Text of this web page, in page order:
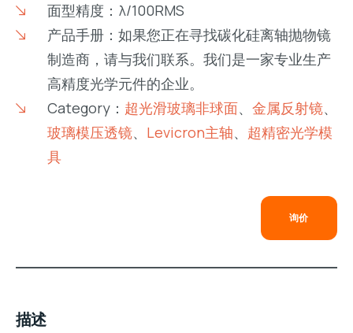
面型精度：λ/100RMS
产品手册：如果您正在寻找碳化硅离轴抛物镜
制造商，请与我们联系。我们是一家专业生产
高精度光学元件的企业。
Category： 超光滑玻璃非球面、 金属反射镜、
玻璃模压透镜、 Levicron主轴、 超精密光学模
具
询价
描述